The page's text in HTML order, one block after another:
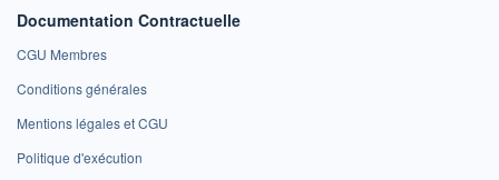
Documentation Contractuelle
CGU Membres
Conditions générales
Mentions légales et CGU
Politique d'exécution